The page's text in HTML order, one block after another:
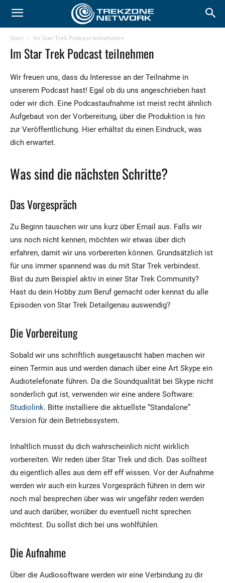
Start Im Star Trek Podcast teilnehmen
Im Star Trek Podcast teilnehmen
Wir freuen uns, dass du Interesse an der Teilnahme in
unserem Podcast hast! Egal ob du uns angeschrieben hast
oder wir dich. Eine Podcastaufnahme ist meist recht ähnlich
Aufgebaut von der Vorbereitung, über die Produktion is hin
zur Veröffentlichung. Hier erhältst du einen Eindruck, was
dich erwartet.
Was sind die nächsten Schritte?
Das Vorgespräch
Zu Beginn tauschen wir uns kurz über Email aus. Falls wir
uns noch nicht kennen, möchten wir etwas über dich
erfahren, damit wir uns vorbereiten können. Grundsätzlich ist
für uns immer spannend was du mit Star Trek verbindest.
Bist du zum Beispiel aktiv in einer Star Trek Community?
Hast du dein Hobby zum Beruf gemacht oder kennst du alle
Episoden von Star Trek Detailgenau auswendig?
Die Vorbereitung
Sobald wir uns schriftlich ausgetauscht haben machen wir
einen Termin aus und werden danach über eine Art Skype ein
Audiotelefonate führen. Da die Soundqualität bei Skype nicht
sonderlich gut ist, verwenden wir eine andere Software:
Studiolink. Bitte installiere die aktuellste “Standalone”
Version für dein Betriebssystem.
Inhaltlich musst du dich wahrscheinlich nicht wirklich
vorbereiten. Wir reden über Star Trek und dich. Das solltest
du eigentlich alles aus dem eff eff wissen. Vor der Aufnahme
werden wir auch ein kurzes Vorgespräch führen in dem wir
noch mal besprechen über was wir ungefähr reden werden
und auch darüber, worüber du eventuell nicht sprechen
möchtest. Du sollst dich bei uns wohlfühlen.
Die Aufnahme
Über die Audiosoftware werden wir eine Verbindung zu dir